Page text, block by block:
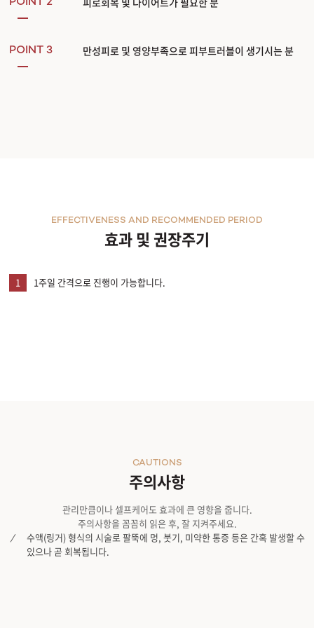
POINT 3 만성피로 및 영양부족으로 피부트러블이 생기시는 분
효과 및 권장주기
EFFECTIVENESS AND RECOMMENDED PERIOD
1 1주일 간격으로 진행이 가능합니다.
주의사항
CAUTIONS
관리만큼이나 셀프케어도 효과에 큰 영향을 줍니다.
주의사항을 꼼꼼히 읽은 후, 잘 지켜주세요.
수액(링거) 형식의 시술로 팔뚝에 멍, 붓기, 미약한 통증 등은 간혹 발생할 수
있으나 곧 회복됩니다.